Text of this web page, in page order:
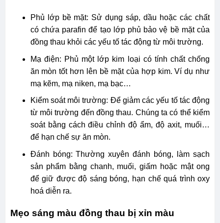
Phủ lớp bề mặt: Sử dụng sáp, dầu hoặc các chất
có chứa parafin để tạo lớp phủ bảo vệ bề mặt của
đồng thau khỏi các yếu tố tác động từ môi trường.
Mạ điện: Phủ một lớp kim loại có tính chất chống
ăn mòn tốt hơn lên bề mặt của hợp kim. Ví dụ như
mạ kẽm, mạ niken, mạ bạc…
Kiểm soát môi trường: Để giảm các yếu tố tác động
từ môi trường đến đồng thau. Chúng ta có thể kiểm
soát bằng cách điều chỉnh độ ẩm, độ axit, muối…
để hạn chế sự ăn mòn.
Đánh bóng: Thường xuyên đánh bóng, làm sạch
sản phẩm bằng chanh, muối, giấm hoặc mật ong
để giữ được độ sáng bóng, hạn chế quá trình oxy
hoá diễn ra.
Mẹo sáng màu đồng thau bị xỉn màu